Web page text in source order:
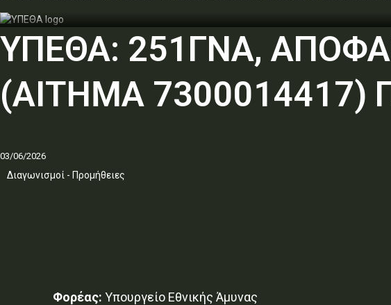
ΥΠΕΘΑ: 251ΓΝΑ,
(ΑΙΤΗΜΑ 7300014417)
03/06/2026
Διαγωνισμοί - Προμήθειες
Φορέας: Υπουργείο Εθνικής Άμυνας